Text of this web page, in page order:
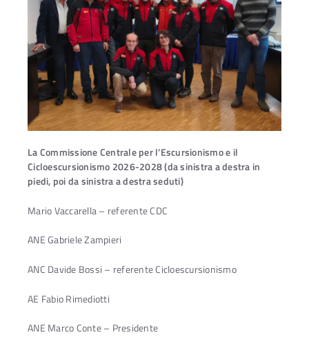
La Commissione Centrale per l’Escursionismo e il
Cicloescursionismo 2026-2028 (da sinistra a destra in
piedi, poi da sinistra a destra seduti)
Mario Vaccarella – referente CDC
ANE Gabriele Zampieri
ANC Davide Bossi – referente Cicloescursionismo
AE Fabio Rimediotti
ANE Marco Conte – Presidente